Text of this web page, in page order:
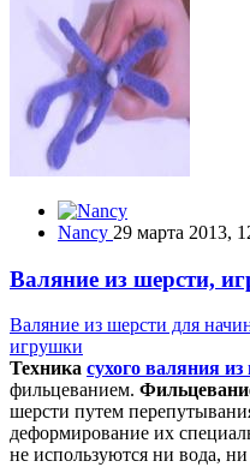
Nancy 29 марта 2013,
Валяние из шерсти,
Валяние из шерсти для
игрушки
Техника сухого валяния
фильцеванием.
шерсти путем
деформирование их
не используются ни вода,